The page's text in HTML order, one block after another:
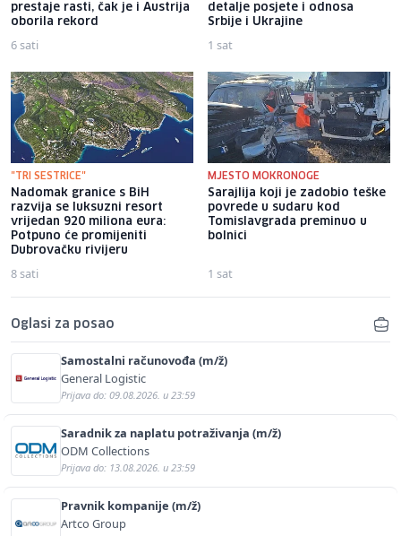
prestaje rasti, čak je i Austrija
oborila rekord
6 sati
detalje posjete i odnosa
Srbije i Ukrajine
1 sat
"TRI SESTRICE"
Nadomak granice s BiH
razvija se luksuzni resort
vrijedan 920 miliona eura:
Potpuno će promijeniti
Dubrovačku rivijeru
8 sati
MJESTO MOKRONOGE
Sarajlija koji je zadobio teške
povrede u sudaru kod
Tomislavgrada preminuo u
bolnici
1 sat
Oglasi za posao
Samostalni računovođa (m/ž)
General Logistic
Prijava do: 09.08.2026. u 23:59
Saradnik za naplatu potraživanja (m/ž)
ODM Collections
Prijava do: 13.08.2026. u 23:59
Pravnik kompanije (m/ž)
Artco Group